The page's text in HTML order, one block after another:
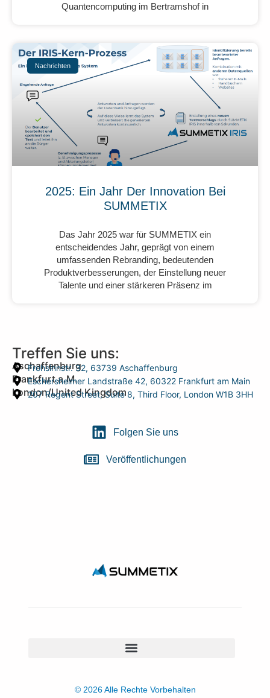
Quantencomputing im Bertramshof in
Nachrichten
2025: Ein Jahr Der Innovation Bei
SUMMETIX
Das Jahr 2025 war für SUMMETIX ein
entscheidendes Jahr, geprägt von einem
umfassenden Rebranding, bedeutenden
Produktverbesserungen, der Einstellung neuer
Talente und einer stärkeren Präsenz im
Treffen Sie uns:
Aschaffenburg
Frohsinnstr. 32, 63739 Aschaffenburg
Frankfurt a.M.
Eschersheimer Landstraße 42, 60322 Frankfurt am Main
London/United Kingdom
207 Regent Street, Suite 8, Third Floor, London W1B 3HH
Folgen Sie uns
Veröffentlichungen
© 2026 Alle Rechte Vorbehalten